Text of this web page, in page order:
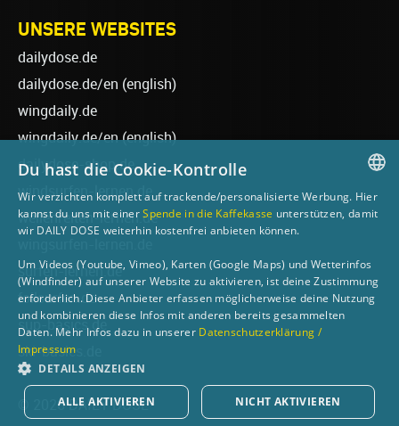
UNSERE WEBSITES
dailydose.de
dailydose.de/en (english)
wingdaily.de
wingdaily.de/en(english)
dailydose-shop.de
windsurfen-lernen.de
wellenreiten-lernen.de
surfen-lernen.de
foilsurfen.de
sup-basics.de
ski-basics.de
© 2026 DAILY DOSE
GERMAN
Du hast die Cookie-Kontrolle
Wir verzichten komplett auf trackende/personalisierte Werbung. Hier
kannst du uns mit einerSpende in die Kaffekasse unterstützen, damit
wir DAILY DOSE weiterhin kostenfrei anbieten können.
Um Videos (Youtube, Vimeo), Karten (Google Maps) und Wetterinfos
(Windfinder) auf unserer Website zu aktivieren, ist deine Zustimmung
erforderlich. Diese Anbieter erfassen möglicherweise deine Nutzung
und kombinieren diese Infos mit anderen bereits gesammelten
Daten. Mehr Infos dazu in unserer Datenschutzerklärung /
Impressum
DETAILS ANZEIGEN
ALLE AKTIVIEREN NICHT AKTIVIEREN